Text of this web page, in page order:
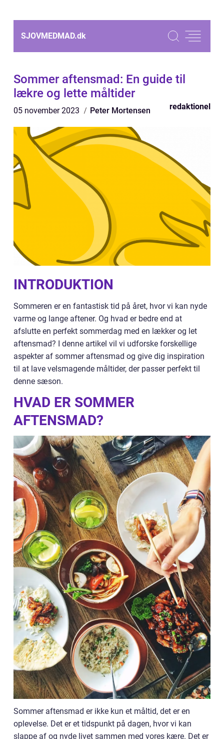
SJOVMEDMAD.dk
Sommer aftensmad: En guide til
lækre og lette måltider
05 november 2023 Peter Mortensen redaktionel
INTRODUKTION
Sommeren er en fantastisk tid på året, hvor vi kan nyde
varme og lange aftener. Og hvad er bedre end at
afslutte en perfekt sommerdag med en lækker og let
aftensmad? I denne artikel vil vi udforske forskellige
aspekter af sommer aftensmad og give dig inspiration
til at lave velsmagende måltider, der passer perfekt til
denne sæson.
HVAD ER SOMMER
AFTENSMAD?
Sommer aftensmad er ikke kun et måltid, det er en
oplevelse. Det er et tidspunkt på dagen, hvor vi kan
slappe af og nyde livet sammen med vores kære. Det er